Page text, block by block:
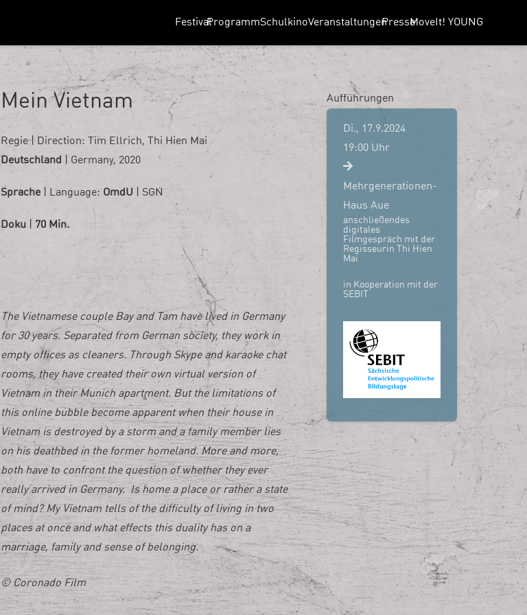
FestivalProgrammSchulkinoVeranstaltungenPresseMoveIt! YOUNG
Mein Vietnam
Regie | Direction:
Tim Ellrich, Thi Hien Mai
Deutschland
| Germany, 2020
Sprache | Language: OmdU | SGN
Doku 70 Min.
The Vietnamese couple Bay and Tam have lived in Germany
for 30 years. Separated from German society, they work in
empty offices as cleaners. Through Skype and karaoke chat
rooms, they have created their own virtual version of
Vietnam in their Munich apartment. But the limitations of
this online bubble become apparent when their house in
Vietnam is destroyed by a storm and a family member lies
on his deathbed in the former homeland. More and more,
both have to confront the question of whether they ever
really arrived in Germany. Is home a place or rather a state
of mind? My Vietnam tells of the difficulty of living in two
places at once and what effects this duality has on a
marriage, family and sense of belonging.
© Coronado Film
Aufführungen
Di., 17.9.2024
19:00 Uhr
Mehrgenerationen-
Haus Aue
anschließendes
digitales
Filmgespräch mit der
Regisseurin Thi Hien
Mai
in Kooperation mit der
SEBIT